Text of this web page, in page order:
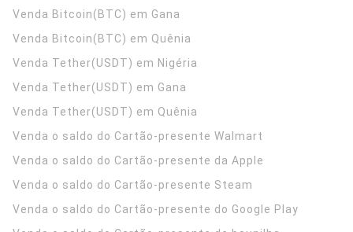
Venda Bitcoin(BTC) em Gana
Venda Bitcoin(BTC) em Quênia
Venda Tether(USDT) em Nigéria
Venda Tether(USDT) em Gana
Venda Tether(USDT) em Quênia
Venda o saldo do Cartão-presente Walmart
Venda o saldo do Cartão-presente da Apple
Venda o saldo do Cartão-presente Steam
Venda o saldo do Cartão-presente do Google Play